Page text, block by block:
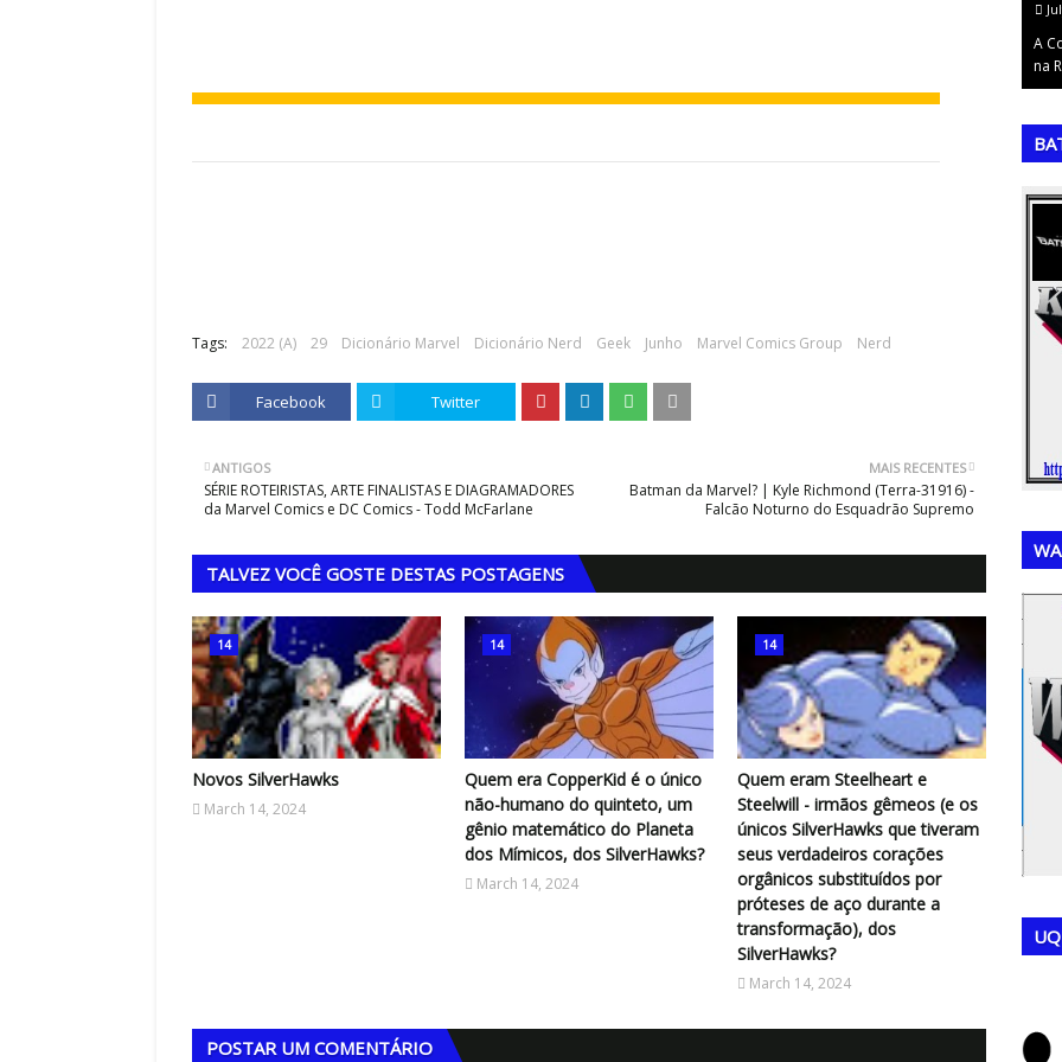
Tags: 2022 (A) 29 Dicionário Marvel Dicionário Nerd Geek Junho Marvel Comics Group Nerd
Facebook Twitter
MAIS RECENTES
Batman da Marvel? | Kyle Richmond (Terra-31916) -
Falcão Noturno do Esquadrão Supremo
ANTIGOS
SÉRIE ROTEIRISTAS, ARTE FINALISTAS E DIAGRAMADORES
da Marvel Comics e DC Comics - Todd McFarlane
TALVEZ VOCÊ GOSTE DESTAS POSTAGENS
14
Novos SilverHawks
March 14, 2024
14
Quem era CopperKid é o único
não-humano do quinteto, um
gênio matemático do Planeta
dos Mímicos, dos SilverHawks?
March 14, 2024
14
Quem eram Steelheart e
Steelwill - irmãos gêmeos (e os
únicos SilverHawks que tiveram
seus verdadeiros corações
orgânicos substituídos por
próteses de aço durante a
transformação), dos
SilverHawks?
March 14, 2024
POSTAR UM COMENTÁRIO
,
,
,
,
A
na